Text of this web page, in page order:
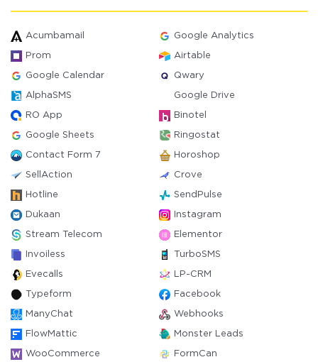
Acumbamail Google Analytics
Prom Airtable
Google Calendar Qwary
AlphaSMS Google Drive
RO App Binotel
Google Sheets Ringostat
Contact Form 7 Horoshop
SellAction Crove
Hotline SendPulse
Dukaan Instagram
Stream Telecom Elementor
Invoiless TurboSMS
Evecalls LP-CRM
Typeform Facebook
ManyChat Webhooks
FlowMattic Monster Leads
WooCommerce FormCan